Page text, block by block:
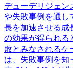
デューデリジェン
や失敗事例を通し
長を加速させる成
の効果が得られる
敗とみなされるケ
は、失敗事例を知